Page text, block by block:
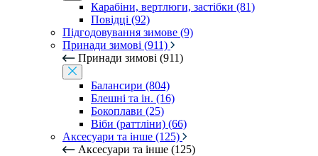
Карабіни, вертлюги, застібки (81)
Повідці (92)
Підгодовування зимове (9)
Принади зимові (911)
Принади зимові (911)
Балансири (804)
Блешні та ін. (16)
Бокоплави (25)
Віби (раттліни) (66)
Аксесуари та інше (125)
Аксесуари та інше (125)